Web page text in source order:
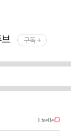
구독 +